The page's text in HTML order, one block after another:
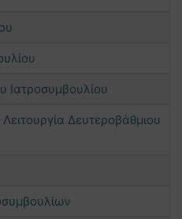
Ιατροσυμβουλίου
Δευτεροβάθμιου